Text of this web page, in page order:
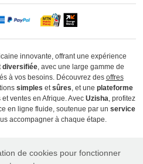
innovante, offrant une expérience
diversifiée, avec une large gamme de
à vos besoins. Découvrez des offres
simples etsûres, et une plateforme
ventes en Afrique. Avec Uzisha, profitez
en ligne fluide, soutenue par un service
accompagner à chaque étape.
Tous droits réservés. Propulsé
de cookies pour fonctionner